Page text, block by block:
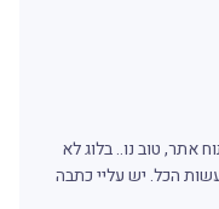
אתר, טוב נו.. בלוג לא
הכל. יש עליי כתבה